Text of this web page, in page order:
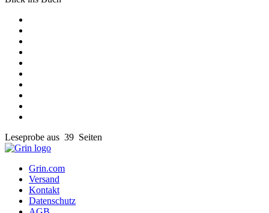
Leseprobe aus 39 Seiten
Grin.com
Versand
Kontakt
Datenschutz